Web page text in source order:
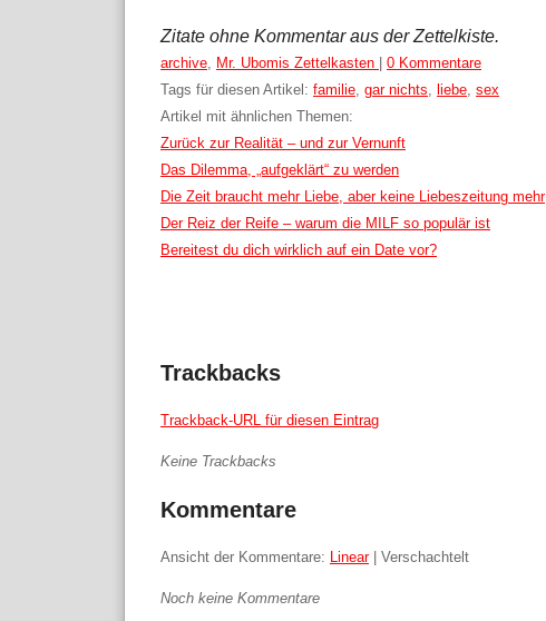
Zitate ohne Kommentar aus der Zettelkiste.
Kategorien:
archive, Mr. Ubomis Zettelkasten
0 Kommentare
Tags für diesen Artikel: familie, gar nichts, liebe, sex
Artikel mit ähnlichen Themen:
Zurück zur Realität – und zur Vernunft
Das Dilemma, „aufgeklärt“ zu werden
Die Zeit braucht mehr Liebe, aber keine Liebeszeitung mehr
Der Reiz der Reife – warum die MILF so populär ist
Bereitest du dich wirklich auf ein Date vor?
Trackbacks
Trackback-URL für diesen Eintrag
Keine Trackbacks
Kommentare
Ansicht der Kommentare: Linear| Verschachtelt
Noch keine Kommentare